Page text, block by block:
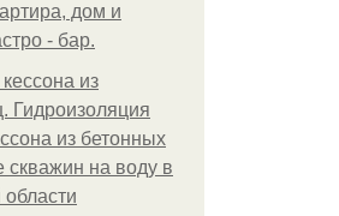
дом и
- бар.
из
Гидроизоляция
из бетонных
скважин на воду в